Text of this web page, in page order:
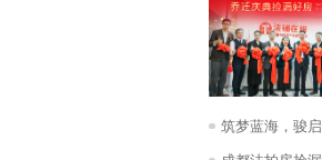
筑梦蓝海，骏